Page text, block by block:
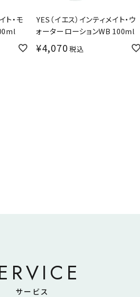
ト・モ
YES（イエス）インティメイト・ウ
ォーターローションWB 100ml
¥4,070 税込
サービス